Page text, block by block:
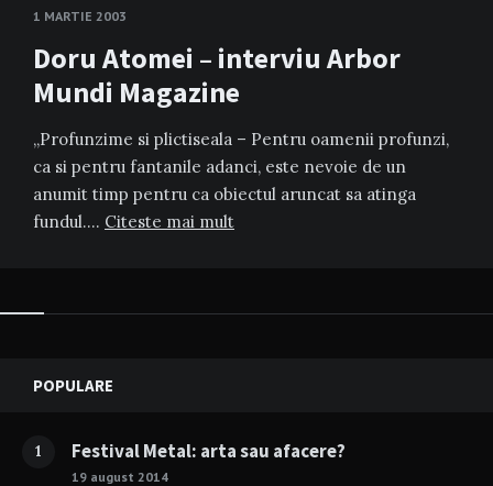
1 MARTIE 2003
Doru Atomei – interviu Arbor
Mundi Magazine
„Profunzime si plictiseala – Pentru oamenii profunzi,
ca si pentru fantanile adanci, este nevoie de un
anumit timp pentru ca obiectul aruncat sa atinga
fundul…. Citeste mai mult
Widgets
POPULARE
1 Festival Metal: arta sau afacere?
19 august 2014